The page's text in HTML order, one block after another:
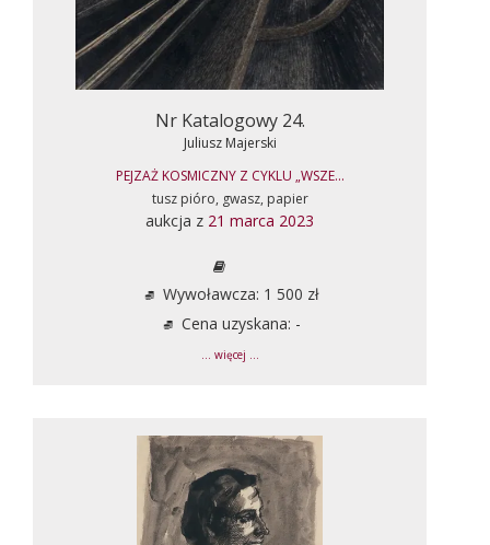
Nr Katalogowy 24.
Juliusz Majerski
PEJZAŻ KOSMICZNY Z CYKLU „WSZE...
tusz pióro, gwasz, papier
aukcja z 21 marca 2023
Wywoławcza: 1 500 zł
Cena uzyskana: -
... więcej ...